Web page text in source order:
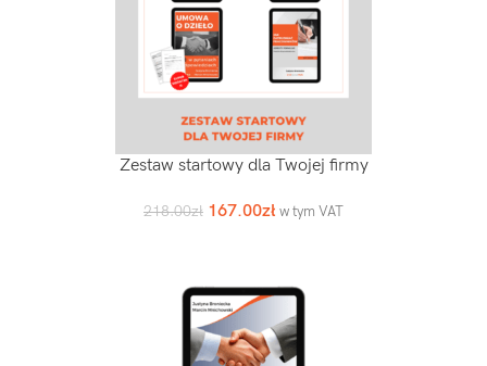
Zestaw startowy dla Twojej firmy
218.00zł 167.00zł w tym VAT